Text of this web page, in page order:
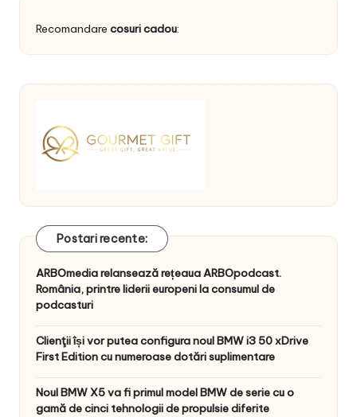
Recomandare cosuri cadou:
Postari recente:
ARBOmedia relansează rețeaua ARBOpodcast.
România, printre liderii europeni la consumul de
podcasturi
Clienţii își vor putea configura noul BMW i3 50 xDrive
First Edition cu numeroase dotări suplimentare
Noul BMW X5 va fi primul model BMW de serie cu o
gamă de cinci tehnologii de propulsie diferite